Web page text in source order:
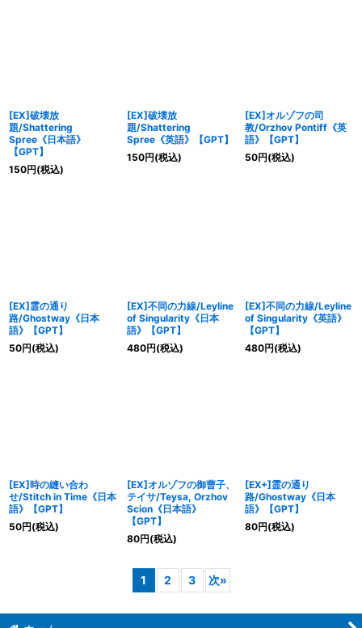
[EX]破壊放
題/Shattering
Spree《日本語》
【GPT】
150円(税込)
[EX]破壊放
題/Shattering
Spree《英語》【GPT】
150円(税込)
[EX]オルゾフの司
教/Orzhov Pontiff《英
語》【GPT】
50円(税込)
[EX]霊の通り
路/Ghostway《日本
語》【GPT】
50円(税込)
[EX]不同の力線/Leyline
of Singularity《日本
語》【GPT】
480円(税込)
[EX]不同の力線/Leyline
of Singularity《英語》
【GPT】
480円(税込)
[EX]時の縫い合わ
せ/Stitch in Time《日本
語》【GPT】
50円(税込)
[EX]オルゾフの御曹子、
テイサ/Teysa, Orzhov
Scion《日本語》
【GPT】
80円(税込)
[EX+]霊の通り
路/Ghostway《日本
語》【GPT】
80円(税込)
1 2 3 次»